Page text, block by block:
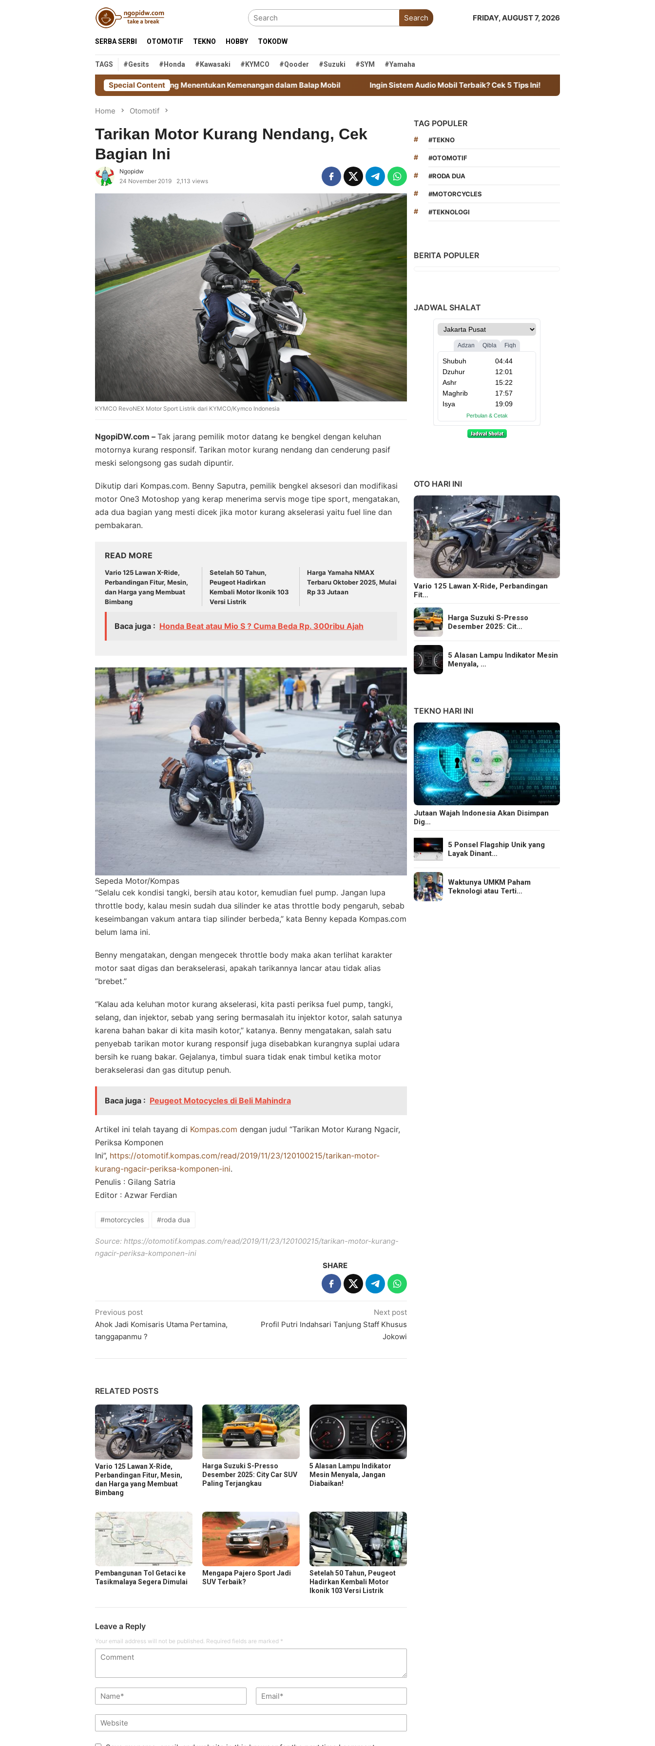
Search FRIDAY, AUGUST 7, 2026
SERBA SERBI OTOMOTIF TEKNO HOBBY TOKODW
TAGS #gesits #honda #kawasaki #KYMCO #qooder #suzuki #SYM #yamaha
Special Content
Tekanan Ban: Faktor Krusial yang Menentukan Kemenangan dalam Balap Mobil Ingin Sistem Audio Mobil Terbaik? Cek 5 Tips Ini! 6 Kiat Penting untuk Merawat Sepeda
Home Otomotif
Tarikan Motor Kurang Nendang, Cek
Bagian Ini
Ngopidw
24 November 2019
2,113 views
KYMCO RevoNEX Motor Sport Listrik dari KYMCO/Kymco Indonesia
NgopiDW.com – Tak jarang pemilik motor datang ke bengkel dengan keluhan
motornya kurang responsif. Tarikan motor kurang nendang dan cenderung pasif
meski selongsong gas sudah dipuntir.
Dikutip dari Kompas.com. Benny Saputra, pemilik bengkel aksesori dan modifikasi
motor One3 Motoshop yang kerap menerima servis moge tipe sport, mengatakan,
ada dua bagian yang mesti dicek jika motor kurang akselerasi yaitu fuel line dan
pembakaran.
READ MORE
Vario 125 Lawan X-Ride,
Perbandingan Fitur, Mesin,
dan Harga yang Membuat
Bimbang
Setelah 50 Tahun,
Peugeot Hadirkan
Kembali Motor Ikonik 103
Versi Listrik
Harga Yamaha NMAX
Terbaru Oktober 2025, Mulai
Rp 33 Jutaan
Baca juga : Honda Beat atau Mio S ? Cuma Beda Rp. 300ribu Ajah
Sepeda Motor/Kompas
“Selalu cek kondisi tangki, bersih atau kotor, kemudian fuel pump. Jangan lupa
throttle body, kalau mesin sudah dua silinder ke atas throttle body pengaruh, sebab
keseimbangan vakum antara tiap silinder berbeda,” kata Benny kepada Kompas.com
belum lama ini.
Benny mengatakan, dengan mengecek throttle body maka akan terlihat karakter
motor saat digas dan berakselerasi, apakah tarikannya lancar atau tidak alias
”brebet.”
“Kalau ada keluhan motor kurang akselerasi, kita pasti periksa fuel pump, tangki,
selang, dan injektor, sebab yang sering bermasalah itu injektor kotor, salah satunya
karena bahan bakar di kita masih kotor,” katanya. Benny mengatakan, salah satu
penyebab tarikan motor kurang responsif juga disebabkan kurangnya suplai udara
bersih ke ruang bakar. Gejalanya, timbul suara tidak enak timbul ketika motor
berakselerasi dan gas ditutup penuh.
Baca juga : Peugeot Motocycles di Beli Mahindra
Artikel ini telah tayang di Kompas.com dengan judul “Tarikan Motor Kurang Ngacir,
Periksa Komponen
Ini”, https://otomotif.kompas.com/read/2019/11/23/120100215/tarikan-motor-
kurang-ngacir-periksa-komponen-ini.
Penulis : Gilang Satria
Editor : Azwar Ferdian
#motorcycles #roda dua
Source: https://otomotif.kompas.com/read/2019/11/23/120100215/tarikan-motor-kurang-
ngacir-periksa-komponen-ini
SHARE
Post
navigation
Previous post
Ahok Jadi Komisaris Utama Pertamina,
tanggapanmu ?
Next post
Profil Putri Indahsari Tanjung Staff Khusus
Jokowi
RELATED POSTS
Vario 125 Lawan X-Ride,
Perbandingan Fitur, Mesin,
dan Harga yang Membuat
Bimbang
Harga Suzuki S-Presso
Desember 2025: City Car SUV
Paling Terjangkau
5 Alasan Lampu Indikator
Mesin Menyala, Jangan
Diabaikan!
Pembangunan Tol Getaci ke
Tasikmalaya Segera Dimulai
Mengapa Pajero Sport Jadi
SUV Terbaik?
Setelah 50 Tahun, Peugeot
Hadirkan Kembali Motor
Ikonik 103 Versi Listrik
Leave a Reply
Your email address will not be published. Required fields are marked *
TAG POPULER
#TEKNO
#OTOMOTIF
#RODA DUA
#MOTORCYCLES
#TEKNOLOGI
BERITA POPULER
JADWAL SHALAT
OTO HARI INI
Vario 125 Lawan X-Ride, Perbandingan
Fit…
Harga Suzuki S-Presso
Desember 2025: Cit…
5 Alasan Lampu Indikator Mesin
Menyala, …
TEKNO HARI INI
Jutaan Wajah Indonesia Akan Disimpan
Dig…
5 Ponsel Flagship Unik yang
Layak Dinant…
Waktunya UMKM Paham
Teknologi atau Terti…